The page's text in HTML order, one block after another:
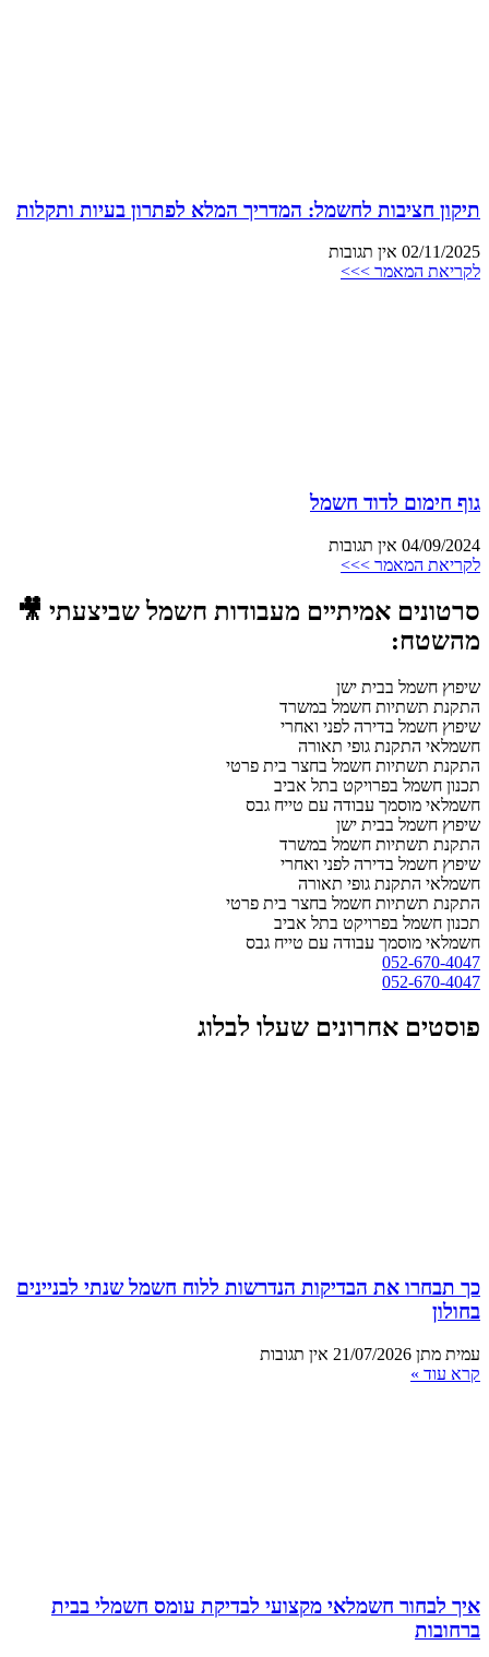
תיקון חציבות לחשמל: המדריך המלא לפתרון בעיות ותקלות
02/11/2025 אין תגובות
לקריאת המאמר >>>
גוף חימום לדוד חשמל
04/09/2024 אין תגובות
לקריאת המאמר >>>
סרטונים אמיתיים מעבודות חשמל שביצעתי 🎥
מהשטח:
שיפוץ חשמל בבית ישן
התקנת תשתיות חשמל במשרד
שיפוץ חשמל בדירה לפני ואחרי
חשמלאי התקנת גופי תאורה
התקנת תשתיות חשמל בחצר בית פרטי
תכנון חשמל בפרויקט בתל אביב
חשמלאי מוסמך עבודה עם טייח גבס
שיפוץ חשמל בבית ישן
התקנת תשתיות חשמל במשרד
שיפוץ חשמל בדירה לפני ואחרי
חשמלאי התקנת גופי תאורה
התקנת תשתיות חשמל בחצר בית פרטי
תכנון חשמל בפרויקט בתל אביב
חשמלאי מוסמך עבודה עם טייח גבס
052-670-4047
052-670-4047
פוסטים אחרונים שעלו לבלוג
כך תבחרו את הבדיקות הנדרשות ללוח חשמל שנתי לבניינים
בחולון
עמית מתן 21/07/2026 אין תגובות
קרא עוד »
איך לבחור חשמלאי מקצועי לבדיקת עומס חשמלי בבית
ברחובות